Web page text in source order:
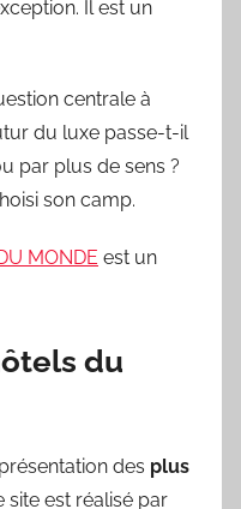
Il est un
centrale à
du luxe passe-t-il
par plus de sens ?
son camp.
MONDE est un
du
des plus
site est réalisé par